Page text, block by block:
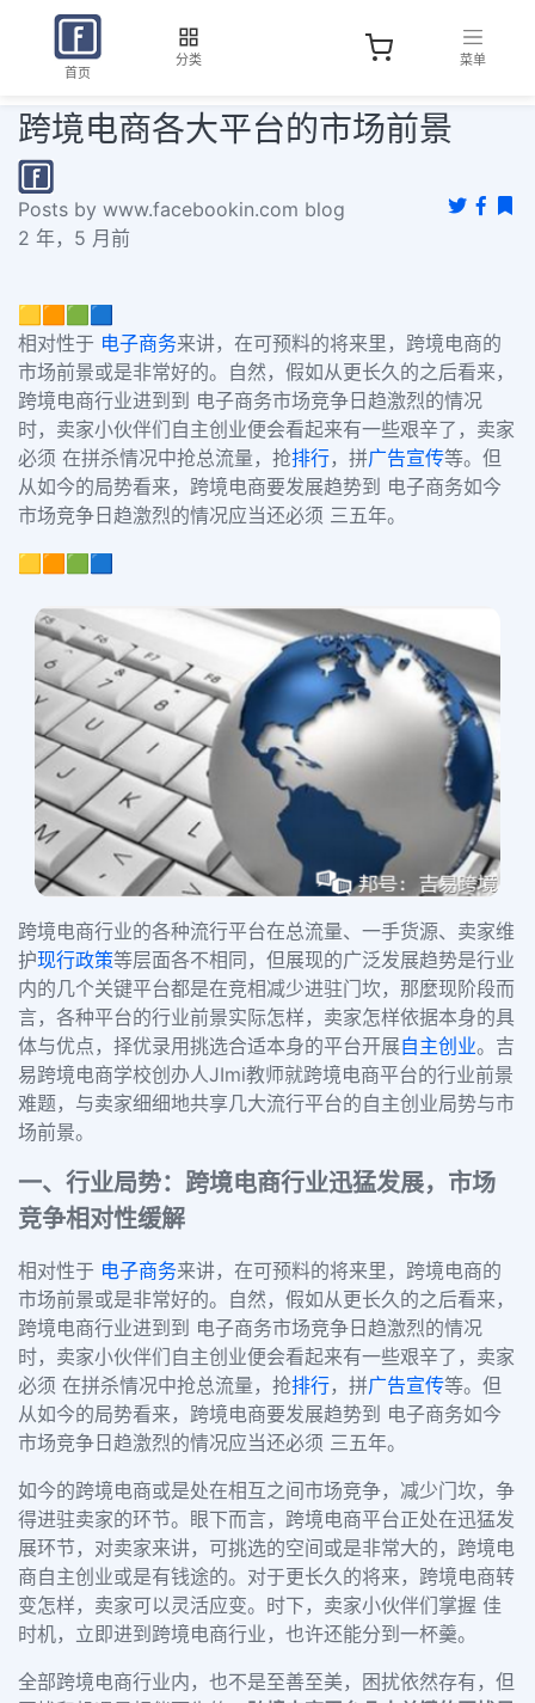
首页
分类 菜单
跨境电商各大平台的市场前景
Posts by www.facebookin.com blog
2 年，5 月前
🟨🟧🟩🟦
相对性于 电子商务来讲，在可预料的将来里，跨境电商的
市场前景或是非常好的。自然，假如从更长久的之后看来，
跨境电商行业进到到 电子商务市场竞争日趋激烈的情况
时，卖家小伙伴们自主创业便会看起来有一些艰辛了，卖家
必须 在拼杀情况中抢总流量，抢排行，拼广告宣传等。但
从如今的局势看来，跨境电商要发展趋势到 电子商务如今
市场竞争日趋激烈的情况应当还必须 三五年。
🟨🟧🟩🟦
跨境电商行业的各种流行平台在总流量、一手货源、卖家维
护现行政策等层面各不相同，但展现的广泛发展趋势是行业
内的几个关键平台都是在竞相减少进驻门坎，那麼现阶段而
言，各种平台的行业前景实际怎样，卖家怎样依据本身的具
体与优点，择优录用挑选合适本身的平台开展自主创业。吉
易跨境电商学校创办人JImi教师就跨境电商平台的行业前景
难题，与卖家细细地共享几大流行平台的自主创业局势与市
场前景。
一、 行业局势： 跨境电商行业迅猛发展，市场
竞争相对性缓解
相对性于 电子商务来讲，在可预料的将来里，跨境电商的
市场前景或是非常好的。自然，假如从更长久的之后看来，
跨境电商行业进到到 电子商务市场竞争日趋激烈的情况
时，卖家小伙伴们自主创业便会看起来有一些艰辛了，卖家
必须 在拼杀情况中抢总流量，抢排行，拼广告宣传等。但
从如今的局势看来，跨境电商要发展趋势到 电子商务如今
市场竞争日趋激烈的情况应当还必须 三五年。
如今的跨境电商或是处在相互之间市场竞争，减少门坎，争
得进驻卖家的环节。眼下而言，跨境电商平台正处在迅猛发
展环节，对卖家来讲，可挑选的空间或是非常大的，跨境电
商自主创业或是有钱途的。对于更长久的将来，跨境电商转
变怎样，卖家可以灵活应变。时下，卖家小伙伴们掌握 佳
时机，立即进到跨境电商行业，也许还能分到一杯羹。
全部跨境电商行业内，也不是至善至美，困扰依然存有，但